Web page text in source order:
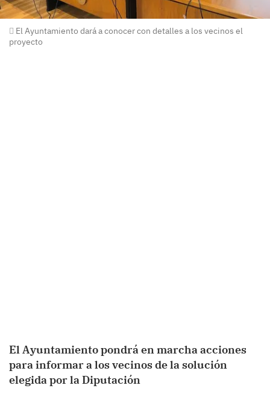
El Ayuntamiento dará a conocer con detalles a los vecinos el
proyecto
El Ayuntamiento pondrá en marcha acciones
para informar a los vecinos de la solución
elegida por la Diputación